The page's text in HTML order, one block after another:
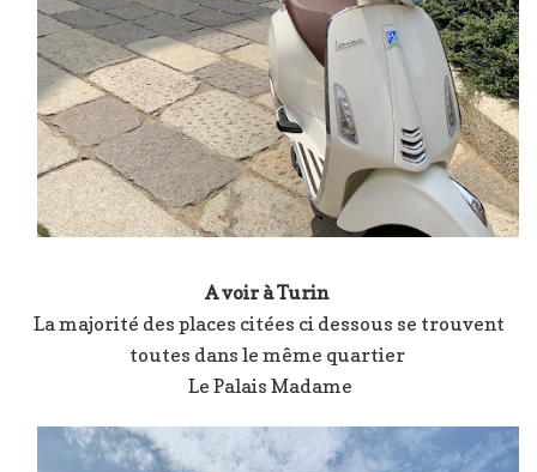
A voir à Turin
La majorité des places citées ci dessous se trouvent
toutes dans le même quartier
Le Palais Madame